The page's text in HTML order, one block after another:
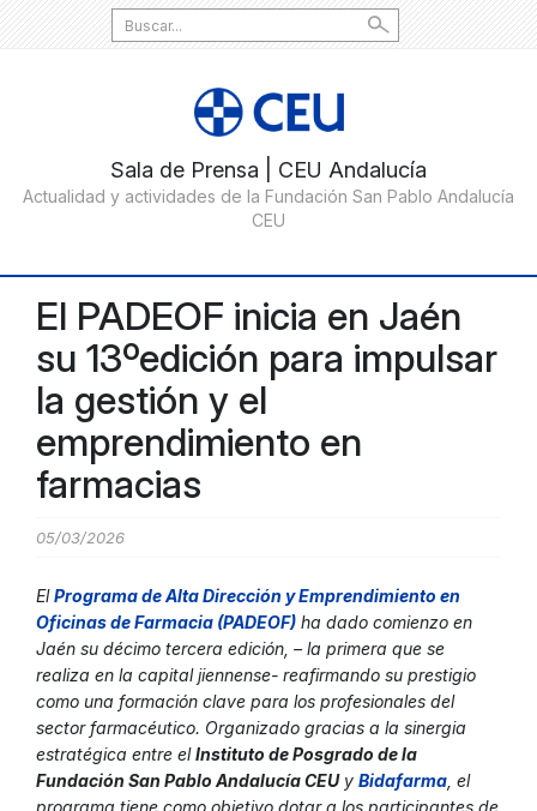
Search
for:
El PADEOF inicia en Jaén
su 13ºedición para impulsar
la gestión y el
emprendimiento en
farmacias
05/03/2026
El Programa de Alta Dirección y Emprendimiento en
Oficinas de Farmacia (PADEOF) ha dado comienzo en
Jaén su décimo tercera edición, – la primera que se
realiza en la capital jiennense- reafirmando su prestigio
como una formación clave para los profesionales del
sector farmacéutico. Organizado gracias a la sinergia
estratégica entre elInstituto de Posgrado de la
Fundación San Pablo Andalucía CEUy Bidafarma , el